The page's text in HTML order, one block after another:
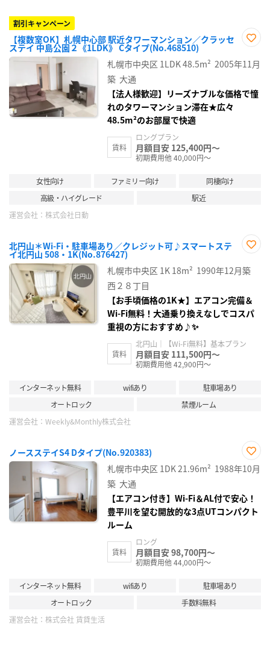
割引キャンペーン
【複数室OK】札幌中心部 駅近タワーマンション／クラッセ
ステイ 中島公園２《1LDK》 Cタイプ(No.468510)
に入
り登
札幌市中央区 1LDK48.5m² 2005年11月
築 大通
【法人様歓迎】リーズナブルな価格で憧
れのタワーマンション滞在★広々
48.5m²のお部屋で快適
賃料
ロングプラン
月額目安 125,400円～
初期費用他 40,000円～
女性向け ファミリー向け
同棲向け
高級・ハイグレード
駅近
運営会社： 株式会社日動
北円山＊Wi-Fi・駐車場あり／クレジット可♪スマートステ
イ北円山 508・1K(No.876427)
に入
り登
札幌市中央区 1K 18m² 1990年12月築
西２８丁目
【お手頃価格の1K★】エアコン完備＆
Wi-Fi無料！大通乗り換えなしでコスパ
重視の方におすすめ♪✨
賃料
北円山｜【Wi-Fi無料】基本プラン
月額目安 111,500円～
初期費用他 42,900円～
インターネット無料 wifiあり
駐車場あり
オートロック
禁煙ルーム
運営会社： Weekly&Monthly株式会社
ノースステイS4 Dタイプ(No.920383)
お気
に入
札幌市中央区 1DK21.96m² 1988年10月
築 大通
【エアコン付き】Wi-Fi＆AL付で安心！
豊平川を望む開放的な3点UTコンパクト
ルーム
賃料
ロング
月額目安 98,700円～
初期費用他 44,000円～
インターネット無料 wifiあり
駐車場あり
オートロック
手数料無料
運営会社： 株式会社 賃貸生活